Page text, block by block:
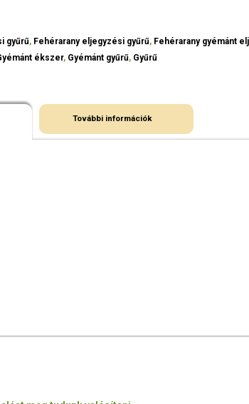
gyűrű, Fehérarany eljegyzési gyűrű, Fehérarany gyémánt
ékszer, Gyémánt gyűrű, Gyűrű
További információk